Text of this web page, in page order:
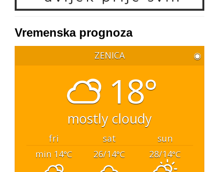
Vremenska prognoza
ZENICA ◉
18°
mostly cloudy
fri sat
sun
min 14°C 26/14°C 28/14°C